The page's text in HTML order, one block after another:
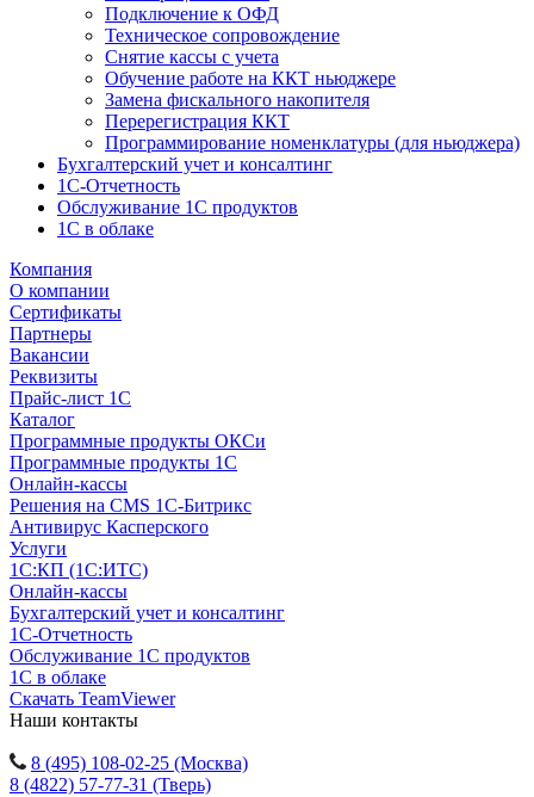
Подключение к ОФД
Техническое сопровождение
Снятие кассы с учета
Обучение работе на ККТ ньюджере
Замена фискального накопителя
Перерегистрация ККТ
Программирование номенклатуры (для ньюджера)
Бухгалтерский учет и консалтинг
1С-Отчетность
Обслуживание 1С продуктов
1С в облаке
Компания
О компании
Сертификаты
Партнеры
Вакансии
Реквизиты
Прайс-лист 1С
Каталог
Программные продукты ОКСи
Программные продукты 1С
Онлайн-кассы
Решения на CMS 1С-Битрикс
Антивирус Касперского
Услуги
1С:КП (1С:ИТС)
Онлайн-кассы
Бухгалтерский учет и консалтинг
1С-Отчетность
Обслуживание 1С продуктов
1С в облаке
Скачать TeamViewer
Наши контакты
8 (495) 108-02-25 (Москва)
8 (4822) 57-77-31 (Тверь)